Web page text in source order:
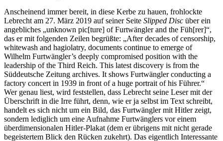
Anscheinend immer bereit, in diese Kerbe zu hauen, frohlockte
Lebrecht am 27. März 2019 auf seiner Seite Slipped Disc über ein
angebliches „unknown pic[ture] of Furtwängler and the Füh[rer]“,
das er mit folgenden Zeilen begrüßte: „After decades of censorship,
whitewash and hagiolatry, documents continue to emerge of
Wilhelm Furtwängler’s deeply compromised position with the
leadership of the Third Reich. This latest discovery is from the
Süddeutsche Zeitung archives. It shows Furtwängler conducting a
factory concert in 1939 in front of a huge portrait of his Führer.“
Wer genau liest, wird feststellen, dass Lebrecht seine Leser mit der
Überschrift in die Irre führt, denn, wie er ja selbst im Text schreibt,
handelt es sich nicht um ein Bild, das Furtwängler mit Hitler zeigt,
sondern lediglich um eine Aufnahme Furtwänglers vor einem
überdimensionalen Hitler-Plakat (dem er übrigens mit nicht gerade
begeistertem Blick den Rücken zukehrt). Das eigentlich Interessante